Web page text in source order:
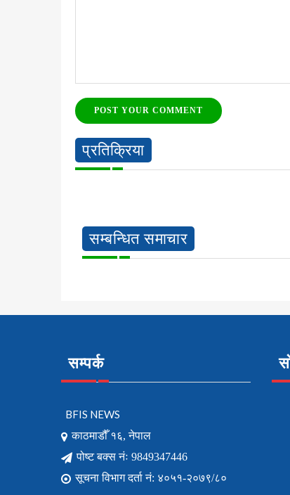
POST YOUR COMMENT
प्रतिक्रिया
सम्बन्धित समाचार
सम्पर्क
BFIS NEWS
काठमाडौँ १६, नेपाल
पोष्ट बक्स नंः 9849347446
सूचना विभाग दर्ता नं: ४०५१-२०७९/८०